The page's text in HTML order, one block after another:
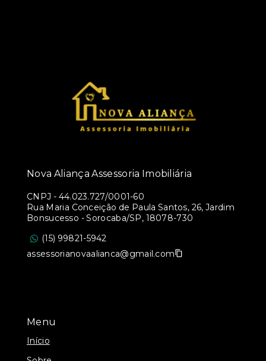
Menu
Início
Nova Aliança Assessoria Imobiliária
CNPJ - 44.023.727/0001-60
Rua Maria Conceição de Paula Santos, 26, Jardim
Bonsucesso - Sorocaba/SP, 18078-730
(15) 99821-5942
assessorianovaalianca@gmail.com